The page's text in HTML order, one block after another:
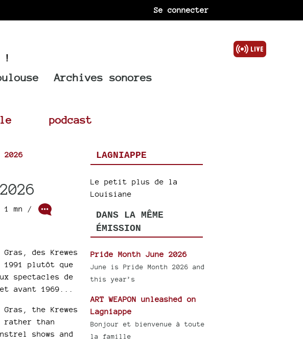
Se connecter
!
Archives sonores
podcast
2026
1 mn /
des Krewes
plutôt que
spectacles de
avant 1969...
the Krewes
rather than
shows and
LAGNIAPPE
Le petit plus de la
Louisiane
DANS LA MÊME
ÉMISSION
Pride Month June 2026
June is Pride Month 2026 and
this year’s
ART WEAPON unleashed on
Lagniappe
Bonjour et bienvenue à toute
la famille